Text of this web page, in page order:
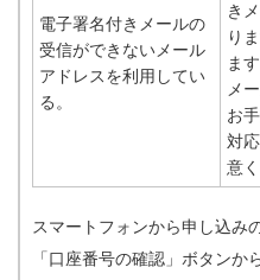
電子署名付きメールの
受信ができないメール
アドレスを利用してい
る。
き
り
ま
メ
お
対
意
スマートフォンから申し込み
「口座番号の確認」ボタンか